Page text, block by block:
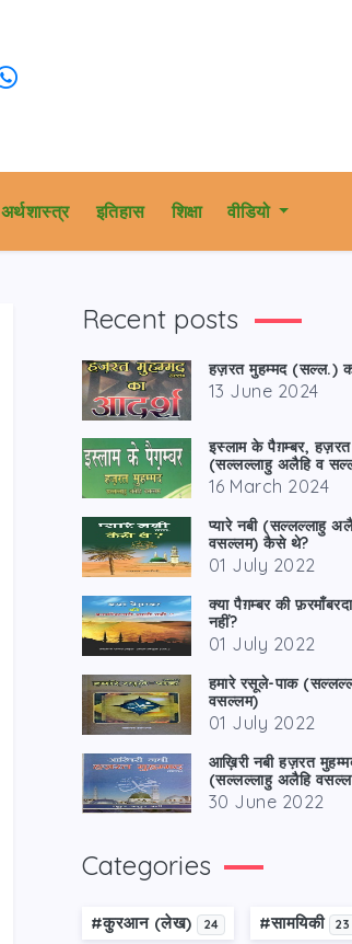
अर्थशास्त्र इतिहास शिक्षा वीडियो
Recent posts
हज़रत मुहम्मद (सल्ल.)
13 June 2024
इस्लाम के पैग़म्बर, हज़रत
(सल्लल्लाहु अलैहि व
16 March 2024
प्यारे नबी (सल्लल्लाहु
वसल्लम) कैसे थे?
01 July 2022
क्या पैग़म्बर की
नहीं?
01 July 2022
हमारे रसूले-पाक
वसल्लम)
01 July 2022
आख़िरी नबी हज़रत
(सल्लल्लाहु अलैहि
30 June 2022
Categories
#कु़रआन (लेख) 24 #सामयिकी 23